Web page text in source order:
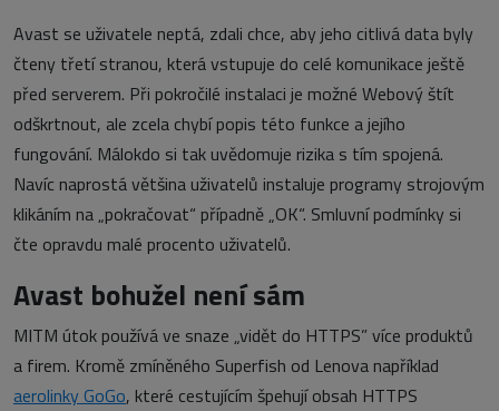
Avast se uživatele neptá, zdali chce, aby jeho citlivá data byly
čteny třetí stranou, která vstupuje do celé komunikace ještě
před serverem. Při pokročilé instalaci je možné Webový štít
odškrtnout, ale zcela chybí popis této funkce a jejího
fungování. Málokdo si tak uvědomuje rizika s tím spojená.
Navíc naprostá většina uživatelů instaluje programy strojovým
klikáním na „pokračovat“ případně „OK“. Smluvní podmínky si
čte opravdu malé procento uživatelů.
Avast bohužel není sám
MITM útok používá ve snaze „vidět do HTTPS” více produktů
a firem. Kromě zmíněného Superfish od Lenova například
aerolinky GoGo, které cestujícím špehují obsah HTTPS